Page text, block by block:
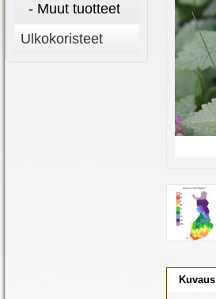
- Muut tuotteet
Ulkokoristeet
Kuvaus